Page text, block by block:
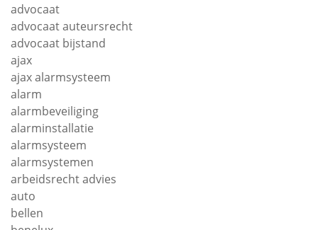
advocaat
advocaat auteursrecht
advocaat bijstand
ajax
ajax alarmsysteem
alarm
alarmbeveiliging
alarminstallatie
alarmsysteem
alarmsystemen
arbeidsrecht advies
auto
bellen